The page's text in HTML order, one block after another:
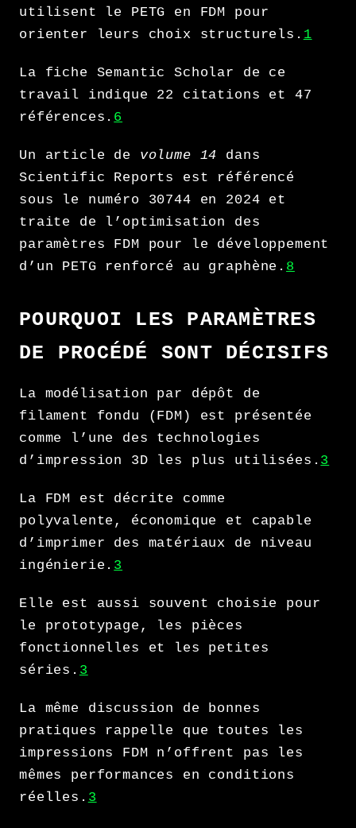
utilisent le PETG en FDM pour
orienter leurs choix structurels. 1
La fiche Semantic Scholar de ce
travail indique 22 citations et 47
références. 6
Un article de volume 14 dans
Scientific Reports est référencé
sous le numéro 30744 en 2024 et
traite de l’optimisation des
paramètres FDM pour le développement
d’un PETG renforcé au graphène. 8
POURQUOI LES PARAMÈTRES
DE PROCÉDÉ SONT DÉCISIFS
La modélisation par dépôt de
filament fondu (FDM) est présentée
comme l’une des technologies
d’impression 3D les plus utilisées. 3
La FDM est décrite comme
polyvalente, économique et capable
d’imprimer des matériaux de niveau
ingénierie. 3
Elle est aussi souvent choisie pour
le prototypage, les pièces
fonctionnelles et les petites
séries. 3
La même discussion de bonnes
pratiques rappelle que toutes les
impressions FDM n’offrent pas les
mêmes performances en conditions
réelles. 3